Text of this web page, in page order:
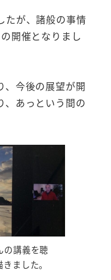
たが、諸般の事情
開催となりまし
、今後の展望が開
、あっという間の
の講義を聴
ました。